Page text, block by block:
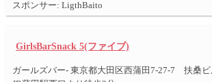
スポンサー: LigthBaito
GirlsBarSnack 5(ファイブ)
ガールズバー- 東京都大田区西蒲田7-27-7 扶桑ビ